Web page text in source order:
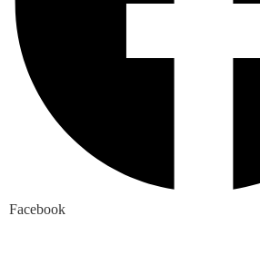
Facebook